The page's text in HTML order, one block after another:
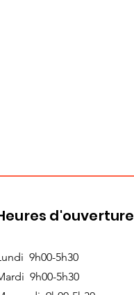
d'ouverture
9h00-5h30
9h00-5h30